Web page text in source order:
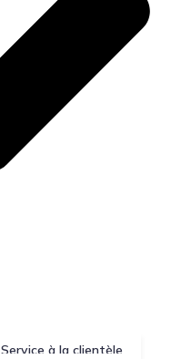
Service à la clientèle